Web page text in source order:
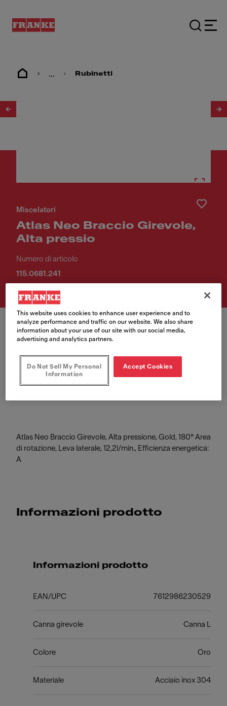
... Rubinetti
Miscelatori
Atlas Neo Braccio Girevole,
Alta pressio
Numero di articolo
115.0681.241
Colore
Oro
Atlas Neo Braccio Girevole, Alta pressione, Gold, 180° Area
di rotazione, Leva laterale, 12,2l/min., Efficienza energetica:
A
Informazioni prodotto
Informazioni prodotto
EAN/UPC 7612986230529
Canna girevole Canna L
Colore Oro
Materiale Acciaio inox 304
This website uses cookies to enhance user experience and to
analyze performance and traffic on our website. We also share
information about your use of our site with our social media,
advertising and analytics partners.
Do Not Sell My Personal
Information
Accept Cookies